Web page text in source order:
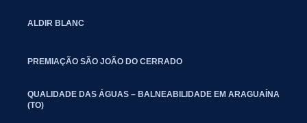
ALDIR BLANC
PREMIAÇÃO SÃO JOÃO DO CERRADO
QUALIDADE DAS ÁGUAS – BALNEABILIDADE EM ARAGUAÍNA
(TO)